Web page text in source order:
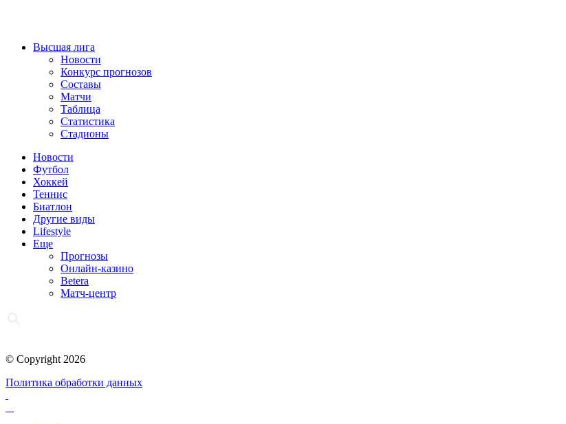
Высшая лига
Новости
Конкурс прогнозов
Составы
Матчи
Таблица
Статистика
Стадионы
Новости
Футбол
Хоккей
Теннис
Биатлон
Другие виды
Lifestyle
Еще
Прогнозы
Онлайн-казино
Betera
Матч-центр
© Copyright 2026
Политика обработки данных